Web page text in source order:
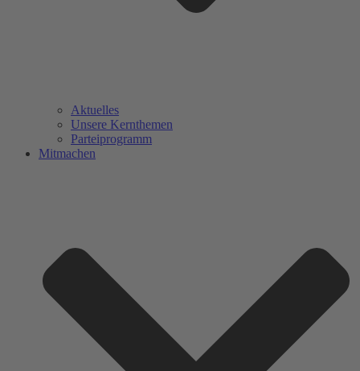
Aktuelles
Unsere Kernthemen
Parteiprogramm
Mitmachen